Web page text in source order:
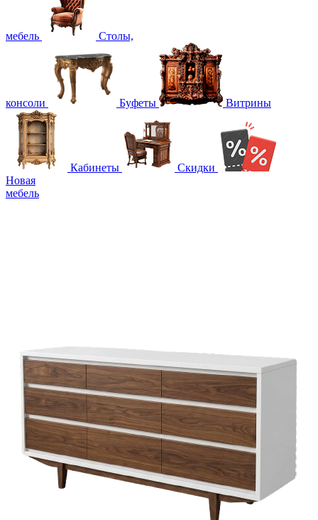
мебель Столы,
консоли Буфеты Витрины
Кабинеты
Скидки
Новая
мебель